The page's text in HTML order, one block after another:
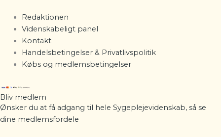
Redaktionen
Videnskabeligt panel
Kontakt
Handelsbetingelser & Privatlivspolitik
Købs og medlemsbetingelser
Bliv medlem
Ønsker du at få adgang til hele Sygeplejevidenskab, så se
dine medlemsfordele